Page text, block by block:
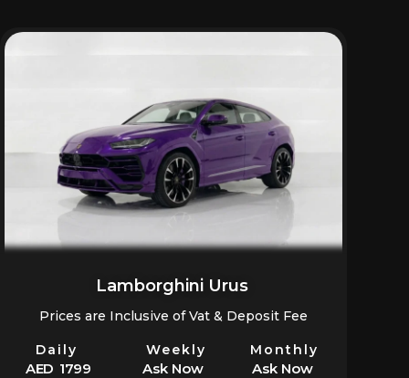
Lamborghini Urus
Prices are Inclusive of Vat & Deposit Fee
Daily Weekly Monthly
AED 1799 Ask Now Ask Now